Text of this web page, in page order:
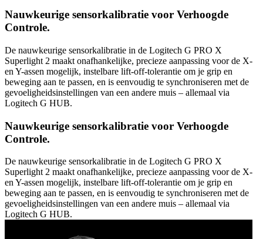
Nauwkeurige sensorkalibratie voor Verhoogde
Controle.
De nauwkeurige sensorkalibratie in de Logitech G PRO X
Superlight 2 maakt onafhankelijke, precieze aanpassing voor de X-
en Y-assen mogelijk, instelbare lift-off-tolerantie om je grip en
beweging aan te passen, en is eenvoudig te synchroniseren met de
gevoeligheidsinstellingen van een andere muis – allemaal via
Logitech G HUB.
Nauwkeurige sensorkalibratie voor Verhoogde
Controle.
De nauwkeurige sensorkalibratie in de Logitech G PRO X
Superlight 2 maakt onafhankelijke, precieze aanpassing voor de X-
en Y-assen mogelijk, instelbare lift-off-tolerantie om je grip en
beweging aan te passen, en is eenvoudig te synchroniseren met de
gevoeligheidsinstellingen van een andere muis – allemaal via
Logitech G HUB.